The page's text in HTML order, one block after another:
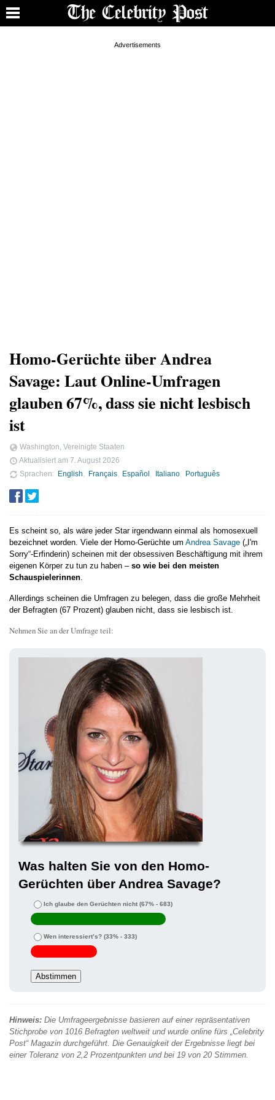
Homo-Gerüchte über Andrea
Savage: Laut Online-Umfragen
glauben 67%, dass sie nicht lesbisch
ist
Washington, Vereinigte Staaten
Aktualisiert am 7. August 2026
Sprachen
English Français Español Italiano Português
Es scheint so, als wäre jeder Star irgendwann einmal als homosexuell
bezeichnet worden. Viele der Homo-Gerüchte um Andrea Savage („I'm
Sorry“-Erfinderin) scheinen mit der obsessiven Beschäftigung mit ihrem
eigenen Körper zu tun zu haben – so wie bei den meisten
Schauspielerinnen.
Allerdings scheinen die Umfragen zu belegen, dass die große Mehrheit
der Befragten (67 Prozent) glauben nicht, dass sie lesbisch ist.
Nehmen Sie an der Umfrage teil:
Was halten Sie von den Homo-
Gerüchten über Andrea Savage?
Ich glaube den Gerüchten nicht(67% - 683)
Wen interessiert’s? (33% - 333)
Hinweis: Die Umfrageergebnisse basieren auf einer repräsentativen
Stichprobe von 1016 Befragten weltweit und wurde online fürs „Celebrity
Post“ Magazin durchgeführt. Die Genauigkeit der Ergebnisse liegt bei
einer Toleranz von 2,2 Prozentpunkten und bei 19 von 20 Stimmen.